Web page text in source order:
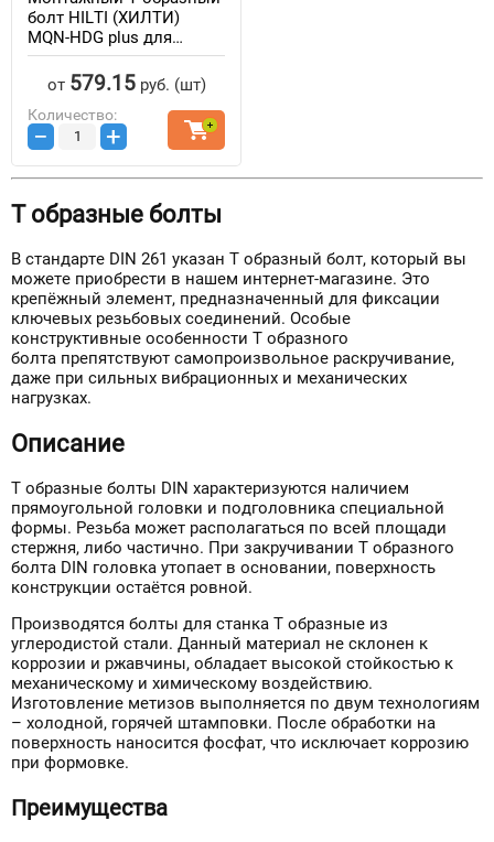
болт HILTI (ХИЛТИ)
MQN-HDG plus для
профилей
(горячеоцинкованная
сталь)
от 579.15 руб. (шт)
Количество:
− +
Т образные болты
В стандарте DIN 261 указан Т образный болт, который вы
можете приобрести в нашем интернет-магазине. Это
крепёжный элемент, предназначенный для фиксации
ключевых резьбовых соединений. Особые
конструктивные особенности Т образного
болта препятствуют самопроизвольное раскручивание,
даже при сильных вибрационных и механических
нагрузках.
Описание
Т образные болты DIN характеризуются наличием
прямоугольной головки и подголовника специальной
формы. Резьба может располагаться по всей площади
стержня, либо частично. При закручивании Т образного
болта DIN головка утопает в основании, поверхность
конструкции остаётся ровной.
Производятся болты для станка Т образные из
углеродистой стали. Данный материал не склонен к
коррозии и ржавчины, обладает высокой стойкостью к
механическому и химическому воздействию.
Изготовление метизов выполняется по двум технологиям
– холодной, горячей штамповки. После обработки на
поверхность наносится фосфат, что исключает коррозию
при формовке.
Преимущества